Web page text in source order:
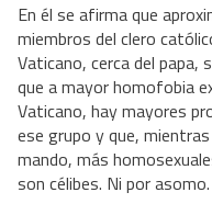
En él se afirma que
miembros del clero
Vaticano, cerca del papa,
que a mayor homofobia
Vaticano, hay mayores
ese grupo y que,
mando, más
son célibes. Ni por asomo.